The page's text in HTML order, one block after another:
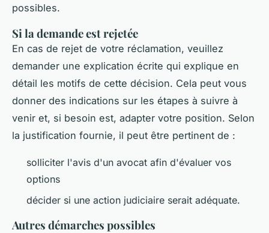
possibles.
Si la demande est rejetée
En cas de rejet de votre réclamation, veuillez
demander une explication écrite qui explique en
détail les motifs de cette décision. Cela peut vous
donner des indications sur les étapes à suivre à
venir et, si besoin est, adapter votre position. Selon
la justification fournie, il peut être pertinent de :
solliciter l'avis d'un avocat afin d'évaluer vos
options
décider si une action judiciaire serait adéquate.
Autres démarches possibles